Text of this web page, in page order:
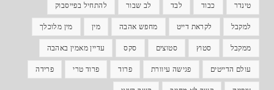
טינדר כבוד לבד לב שבור להתחיל בפייסבוק
למקבל לקראת דייט מחפש אהבה מין מין מלוכלך
ממקבל סטוץ סטוצים סקס עדיין מאמין באהבה
עולם הדייטים פגישה עיוורת פרוד פרוד טרי פרידה